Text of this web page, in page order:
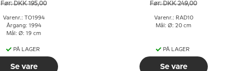
Før: DKK 195,00
Varenr.: TO1994
Årgang: 1994
Mål: Ø: 19 cm
PÅ LAGER
Se vare
Før: DKK 249,00
Varenr.: RAD10
Mål: Ø: 20 cm
PÅ LAGER
Se vare